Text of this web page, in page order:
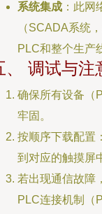
系统集成 ：此
（SCADA系统
PLC和整个生产
、 调试与注
确保所有设备（
牢固。
按顺序下载配置
到对应的触摸屏
若出现通信故
PLC连接机制（